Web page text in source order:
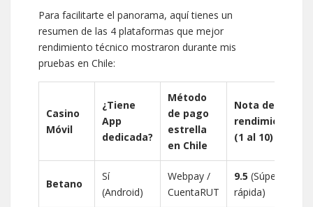
Para facilitarte el panorama, aquí tienes un
resumen de las 4 plataformas que mejor
rendimiento técnico mostraron durante mis
pruebas en Chile:
Casino
Móvil
¿Tiene
App
dedicada?
Método
de pago
estrella
en Chile
Nota de
rendimiento
(1 al 10)
Betano
Sí
(Android)
Webpay /
CuentaRUT
9.5 (Súper
rápida)